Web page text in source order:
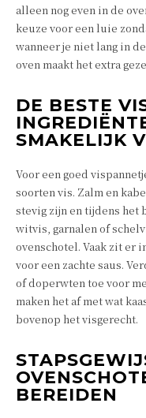
alleen nog even in de
keuze voor een luie
wanneer je niet lang in
oven maakt het extra
DE BESTE
SMAKELIJK
Voor een goed
soorten vis. Zalm en
stevig zijn en tijdens het
witvis, garnalen of
ovenschotel. Vaak zit er
voor een zachte saus.
of doperwten toe voor
maken het af met wat
bovenop het visgerecht.
BEREIDEN